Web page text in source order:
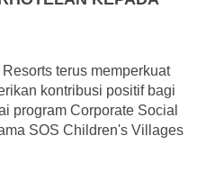
terus memperkuat
kontribusi positif bagi
program Corporate Social
SOS Children's Villages